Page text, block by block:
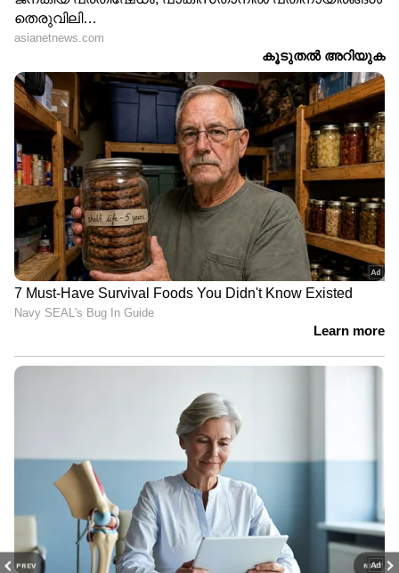
PREV NEXT
പ്രദേശത്തെ കൈത്തോടുകൾ നിറഞ്ഞു
കവിഞ്ഞു. പലയിടങ്ങളിലും റോഡിൽ വെള്ളം
നിറഞ്ഞ് ഗതാഗതം തടസപ്പെട്ടു. പൊലീസ്
ക്വാർട്ടേഴ്സിലും വെള്ളം കയറി. 12 -ലേറെ
കുടുംബങ്ങൾക്ക് പുറത്തിറങ്ങാനാകാത്ത
അവസ്ഥയിലാണ്. നഗരത്തിന് പുറത്ത്
സാധാരണ വെള്ളം കയറാത്ത മേഖലകളിൽ
പോലും ഇത്തവണ വെള്ളം കയറി.